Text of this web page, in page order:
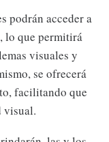
podrán acceder a
lo que permitirá
visuales y
se ofrecerá
facilitando que
visual.